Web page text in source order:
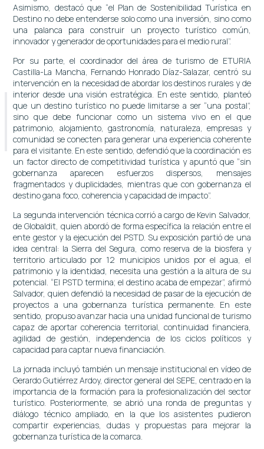
Asimismo, destacó que “el Plan de Sostenibilidad Turística en
Destino no debe entenderse solo como una inversión, sino como
una palanca para construir un proyecto turístico común,
innovador y generador de oportunidades para el medio rural”.
Por su parte, el coordinador del área de turismo de ETURIA
Castilla-La Mancha, Fernando Honrado Díaz-Salazar, centró su
intervención en la necesidad de abordar los destinos rurales y de
interior desde una visión estratégica. En este sentido, planteó
que un destino turístico no puede limitarse a ser “una postal”,
sino que debe funcionar como un sistema vivo en el que
patrimonio, alojamiento, gastronomía, naturaleza, empresas y
comunidad se conecten para generar una experiencia coherente
para el visitante. En este sentido, defendió que la coordinación es
un factor directo de competitividad turística y apuntó que “sin
gobernanza aparecen esfuerzos dispersos, mensajes
fragmentados y duplicidades, mientras que con gobernanza el
destino gana foco, coherencia y capacidad de impacto”.
La segunda intervención técnica corrió a cargo de Kevin Salvador,
de Globaldit, quien abordó de forma específica la relación entre el
ente gestor y la ejecución del PSTD. Su exposición partió de una
idea central: la Sierra del Segura, como reserva de la biosfera y
territorio articulado por 12 municipios unidos por el agua, el
patrimonio y la identidad, necesita una gestión a la altura de su
potencial. “El PSTD termina; el destino acaba de empezar”, afirmó
Salvador, quien defendió la necesidad de pasar de la ejecución de
proyectos a una gobernanza turística permanente. En este
sentido, propuso avanzar hacia una unidad funcional de turismo
capaz de aportar coherencia territorial, continuidad financiera,
agilidad de gestión, independencia de los ciclos políticos y
capacidad para captar nueva financiación.
La jornada incluyó también un mensaje institucional en vídeo de
Gerardo Gutiérrez Ardoy, director general del SEPE, centrado en la
importancia de la formación para la profesionalización del sector
turístico. Posteriormente, se abrió una ronda de preguntas y
diálogo técnico ampliado, en la que los asistentes pudieron
compartir experiencias, dudas y propuestas para mejorar la
gobernanza turística de la comarca.